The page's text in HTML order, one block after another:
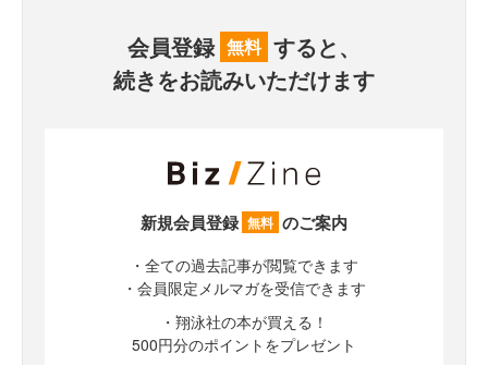
会員登録 無料 すると、
続きをお読みいただけます
新規会員登録 無料 のご案内
・全ての過去記事が閲覧できます
・会員限定メルマガを受信できます
・翔泳社の本が買える！
500円分のポイントをプレゼント